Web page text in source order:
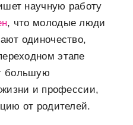
научную работу
, что молодые люди
одиночество,
этапе
большую
и профессии,
от родителей.